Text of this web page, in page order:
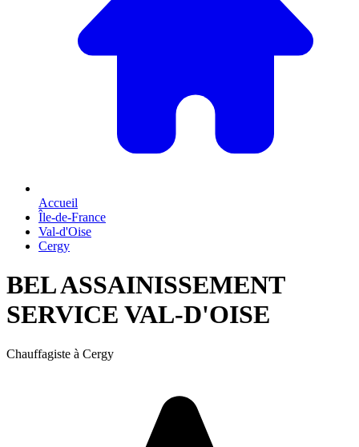
Accueil
Île-de-France
Val-d'Oise
Cergy
BEL ASSAINISSEMENT
SERVICE VAL-D'OISE
Chauffagiste à Cergy